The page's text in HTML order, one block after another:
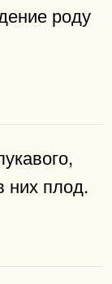
роду
них плод.